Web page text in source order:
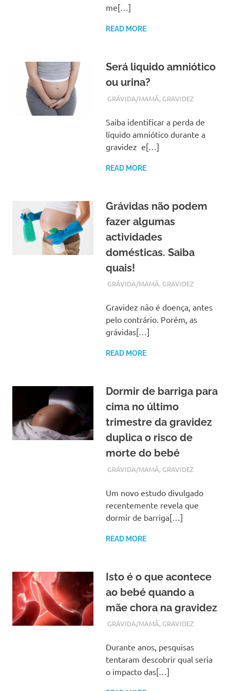
me[…]
READ MORE
Será liquido amniótico
ou urina?
JANEIRO 26, 2018
ADMIN
GRÁVIDA/MAMÃ, GRAVIDEZ
Saiba identificar a perda de
líquido amniótico durante a
gravidez e[…]
READ MORE
Grávidas não podem
fazer algumas
actividades
domésticas. Saiba
quais!
JANEIRO 14, 2018
ADMIN
GRÁVIDA/MAMÃ, GRAVIDEZ
Gravidez não é doença, antes
pelo contrário. Porém, as
grávidas[…]
READ MORE
Dormir de barriga para
cima no último
trimestre da gravidez
duplica o risco de
morte do bebé
JANEIRO 8, 2018
ADMIN
GRÁVIDA/MAMÃ, GRAVIDEZ
Um novo estudo divulgado
recentemente revela que
dormir de barriga[…]
READ MORE
Isto é o que acontece
ao bebé quando a
mãe chora na gravidez
DEZEMBRO 21, 2017
ADMIN
GRÁVIDA/MAMÃ, GRAVIDEZ
Durante anos, pesquisas
tentaram descobrir qual seria
o impacto das[…]